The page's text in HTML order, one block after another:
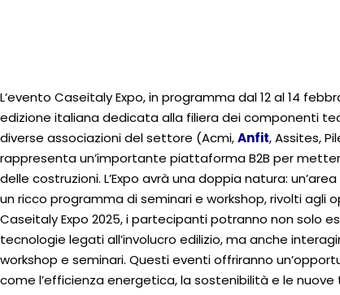
L’evento Caseitaly Expo, in programma dal 12 al 14
edizione italiana dedicata alla filiera dei componenti
diverse associazioni del settore (Acmi,Anfit, Assites,
rappresenta un’importante piattaforma B2B per
delle costruzioni. L’Expo avrà una doppia natura:
un ricco programma di seminari e workshop, rivolti agli
Caseitaly Expo 2025, i partecipanti potranno non solo
tecnologie legati all’involucro edilizio, ma anche
workshop e seminari. Questi eventi offriranno
come l’efficienza energetica, la sostenibilità e le nuove